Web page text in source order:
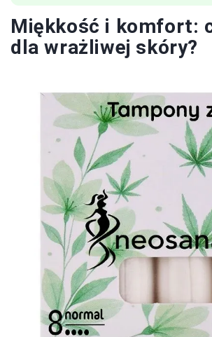
Miękkość i komfort:
dla wrażliwej skóry?